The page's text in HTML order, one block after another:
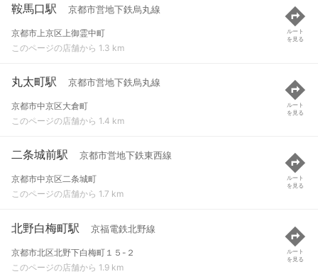
鞍馬口駅 京都市営地下鉄烏丸線
京都市上京区上御霊中町
このページの店舗から 1.3 km
ルート
を見る
丸太町駅 京都市営地下鉄烏丸線
京都市中京区大倉町
このページの店舗から 1.4 km
ルート
を見る
二条城前駅 京都市営地下鉄東西線
京都市中京区二条城町
このページの店舗から 1.7 km
ルート
を見る
北野白梅町駅 京福電鉄北野線
京都市北区北野下白梅町１５-２
このページの店舗から 1.9 km
ルート
を見る